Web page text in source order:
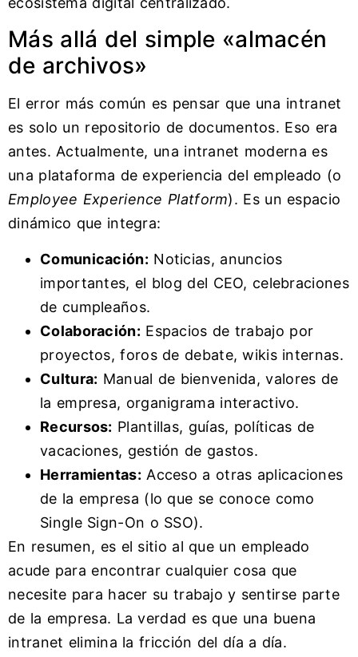
Más allá del simple «almacén
de archivos»
El error más común es pensar que una intranet
es solo un repositorio de documentos. Eso era
antes. Actualmente, una intranet moderna es
una plataforma de experiencia del empleado (o
Employee Experience Platform). Es un espacio
dinámico que integra:
Comunicación: Noticias, anuncios
importantes, el blog del CEO, celebraciones
de cumpleaños.
Colaboración: Espacios de trabajo por
proyectos, foros de debate, wikis internas.
Cultura: Manual de bienvenida, valores de
la empresa, organigrama interactivo.
Recursos: Plantillas, guías, políticas de
vacaciones, gestión de gastos.
Herramientas: Acceso a otras aplicaciones
de la empresa (lo que se conoce como
Single Sign-On o SSO).
En resumen, es el sitio al que un empleado
acude para encontrar cualquier cosa que
necesite para hacer su trabajo y sentirse parte
de la empresa. La verdad es que una buena
intranet elimina la fricción del día a día.